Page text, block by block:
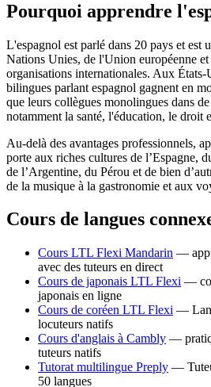
Pourquoi apprendre
L'espagnol est parlé dans 20 pays et est
Nations Unies, de l'Union européenne et
organisations internationales. Aux États-
bilingues parlant espagnol gagnent en
que leurs collègues monolingues dans
notamment la santé, l'éducation, le droit
Au-delà des avantages professionnels,
porte aux riches cultures de l’Espagne,
de l’Argentine, du Pérou et de bien
de la musique à la gastronomie et aux
Cours de langues
Cours LTL Flexi Mandarin —
avec des tuteurs en direct
Cours de japonais LTL Flexi —
japonais en ligne
Cours de coréen LTL Flexi —
locuteurs natifs
Cours d'anglais à Cambly —
tuteurs natifs
Tutorat multilingue Preply —
50 langues